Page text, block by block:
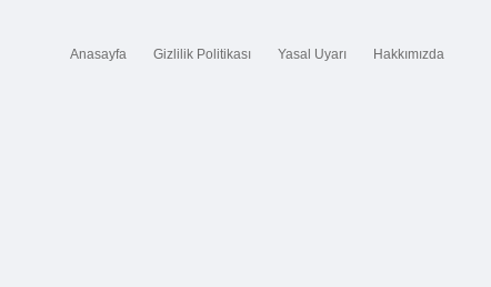
Anasayfa Gizlilik Politikası Yasal Uyarı Hakkımızda